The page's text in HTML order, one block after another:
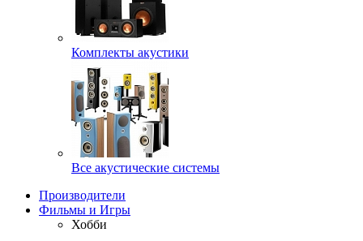
Комплекты акустики
Все акустические системы
Производители
Фильмы и Игры
Хобби